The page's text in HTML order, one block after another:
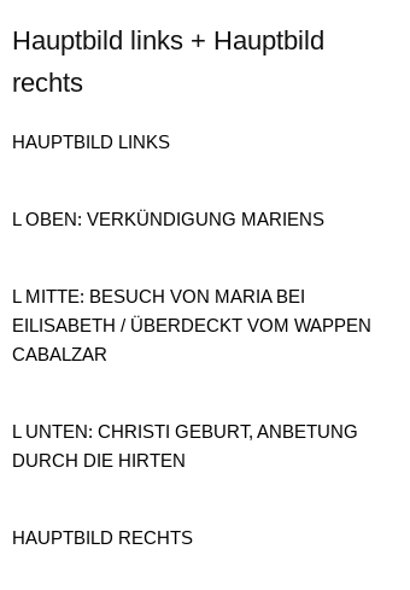
Hauptbild links + Hauptbild
rechts
HAUPTBILD LINKS
L OBEN: VERKÜNDIGUNG MARIENS
L MITTE: BESUCH VON MARIA BEI
EILISABETH / ÜBERDECKT VOM WAPPEN
CABALZAR
L UNTEN: CHRISTI GEBURT, ANBETUNG
DURCH DIE HIRTEN
HAUPTBILD RECHTS